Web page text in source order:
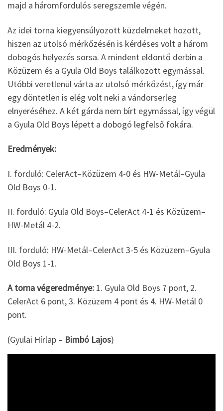
majd a háromfordulós seregszemle végén.
Az idei torna kiegyensúlyozott küzdelmeket hozott,
hiszen az utolsó mérkőzésén is kérdéses volt a három
dobogós helyezés sorsa. A mindent eldöntő derbin a
Közüzem és a Gyula Old Boys találkozott egymással.
Utóbbi veretlenül várta az utolsó mérkőzést, így már
egy döntetlen is elég volt neki a vándorserleg
elnyeréséhez. A két gárda nem bírt egymással, így végül
a Gyula Old Boys lépett a dobogó legfelső fokára.
Eredmények:
I. forduló: CelerAct–Közüzem 4-0 és HW-Metál–Gyula
Old Boys 0-1.
II. forduló: Gyula Old Boys–CelerAct 4-1 és Közüzem–
HW-Metál 4-2.
III. forduló: HW-Metál–CelerAct 3-5 és Közüzem–Gyula
Old Boys 1-1.
A torna végeredménye: 1. Gyula Old Boys 7 pont, 2.
CelerAct 6 pont, 3. Közüzem 4 pont és 4. HW-Metál 0
pont.
(Gyulai Hírlap – Bimbó Lajos)